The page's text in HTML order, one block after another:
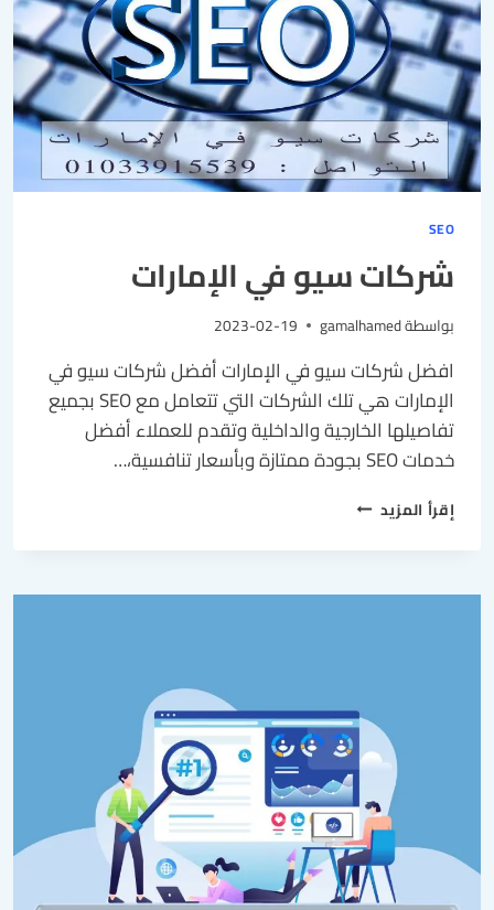
SEO
شركات سيو في الإمارات
بواسطةgamalhamed
2023-02-19
افضل شركات سيو في الإمارات أفضل شركات سيو في
الإمارات هي تلك الشركات التي تتعامل مع SEO بجميع
تفاصيلها الخارجية والداخلية وتقدم للعملاء أفضل
خدمات SEO بجودة ممتازة وبأسعار تنافسية،…
إقرأ المزيد